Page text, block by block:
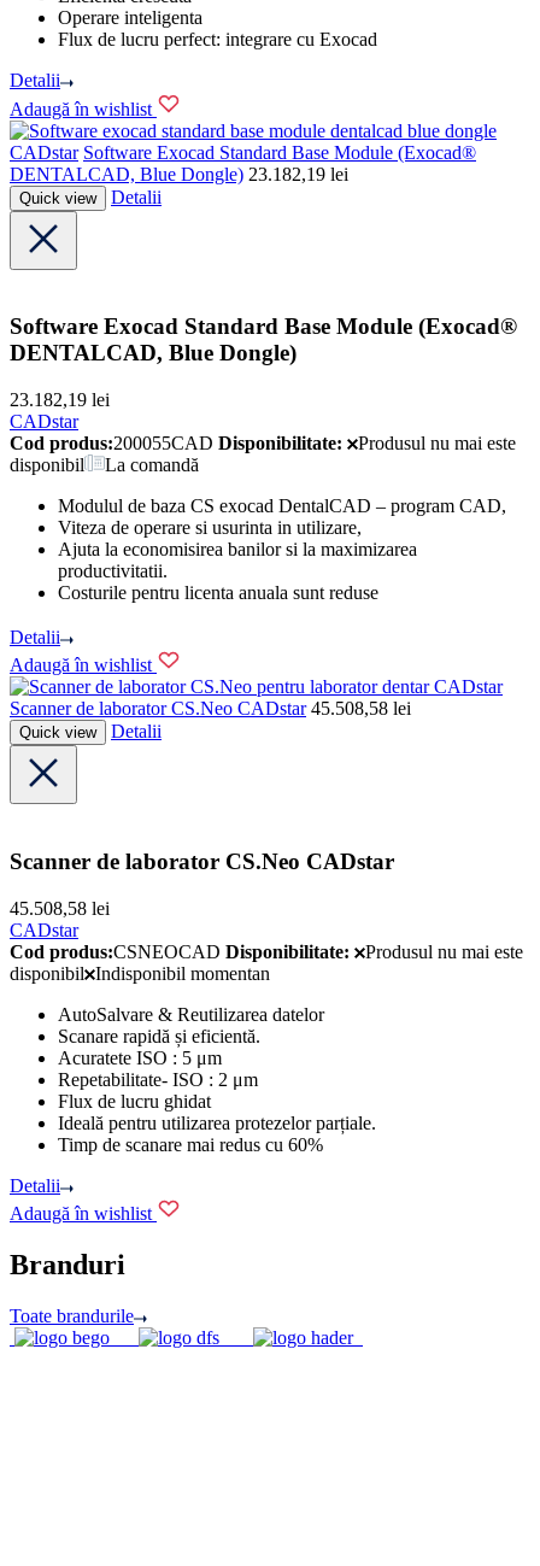
Operare inteligenta
Flux de lucru perfect: integrare cu Exocad
Detalii
Adaugă în wishlist
CADstar Software Exocad Standard Base Module (Exocad®
DENTALCAD, Blue Dongle) 23.182,19 lei
Quick view Detalii
Software Exocad Standard Base Module (Exocad®
DENTALCAD, Blue Dongle)
23.182,19 lei
CADstar
Cod produs:200055CAD Disponibilitate:
Produsul nu mai este
disponibil
La comandă
Modulul de baza CS exocad DentalCAD – program CAD,
Viteza de operare si usurinta in utilizare,
Ajuta la economisirea banilor si la maximizarea
productivitatii.
Costurile pentru licenta anuala sunt reduse
Detalii
Adaugă în wishlist
CADstar
Scanner de laborator CS.Neo CADstar 45.508,58 lei
Quick view Detalii
Scanner de laborator CS.Neo CADstar
45.508,58 lei
CADstar
Cod produs:CSNEOCAD Disponibilitate:
Produsul nu mai este
disponibil Indisponibil momentan
AutoSalvare & Reutilizarea datelor
Scanare rapidă și eficientă.
Acuratete ISO : 5 μm
Repetabilitate- ISO : 2 μm
Flux de lucru ghidat
Ideală pentru utilizarea protezelor parțiale.
Timp de scanare mai redus cu 60%
Detalii
Adaugă în wishlist
Branduri
Toate brandurile